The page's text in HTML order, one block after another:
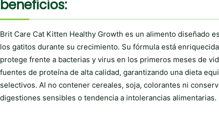
beneficios:
Brit Care Cat Kitten Healthy Growth es un alimento diseñado
los gatitos durante su crecimiento. Su fórmula está
protege frente a bacterias y virus en los primeros meses de
fuentes de proteína de alta calidad, garantizando una dieta
selectivos. Al no contener cereales, soja, colorantes ni
digestiones sensibles o tendencia a intolerancias alimentarias.